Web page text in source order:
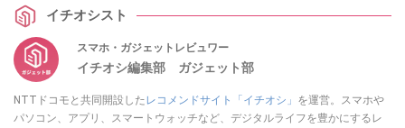
イチオシスト
スマホ・ガジェットレビュワー
イチオシ編集部 ガジェット部
NTTドコモと共同開設した レコメンドサイト「イチオシ」 を運営。スマホや
パソコン、アプリ、スマートウォッチなど、デジタルライフを豊かにするレ